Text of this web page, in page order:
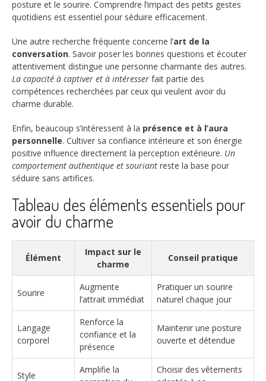
posture et le sourire. Comprendre l’impact des petits gestes
quotidiens est essentiel pour séduire efficacement.
Une autre recherche fréquente concerne l’art de la
conversation. Savoir poser les bonnes questions et écouter
attentivement distingue une personne charmante des autres.
La capacité à captiver et à intéresser fait partie des
compétences recherchées par ceux qui veulent avoir du
charme durable.
Enfin, beaucoup s’intéressent à la présence et à l’aura
personnelle. Cultiver sa confiance intérieure et son énergie
positive influence directement la perception extérieure. Un
comportement authentique et souriant reste la base pour
séduire sans artifices.
Tableau des éléments essentiels pour
avoir du charme
Élément
Impact sur le
charme
Conseil pratique
Sourire
Augmente
l’attrait immédiat
Pratiquer un sourire
naturel chaque jour
Langage
corporel
Renforce la
confiance et la
présence
Maintenir une posture
ouverte et détendue
Style
Amplifie la
Choisir des vêtements